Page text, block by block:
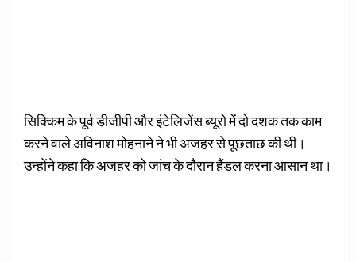
सिक्किम के पूर्व डीजीपी और इंटेलिजेंस ब्यूरो में दो दशक तक काम
करने वाले अविनाश मोहनाने ने भी अजहर से पूछताछ की थी।
उन्होंने कहा कि अजहर को जांच के दौरान हैंडल करना आसान था।